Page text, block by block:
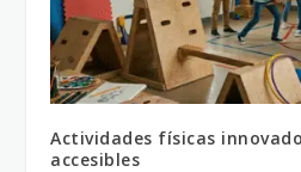
Actividades físicas
accesibles